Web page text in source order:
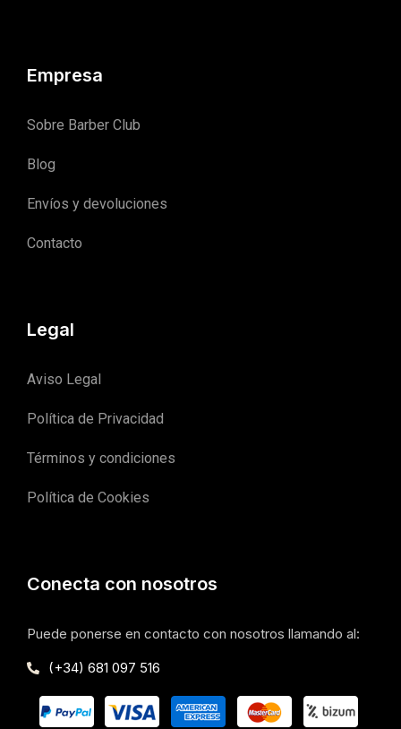
Empresa
Sobre Barber Club
Blog
Envíos y devoluciones
Contacto
Legal
Aviso Legal
Política de Privacidad
Términos y condiciones
Política de Cookies
Conecta con nosotros
Puede ponerse en contacto con nosotros llamando al:
(+34) 681 097 516